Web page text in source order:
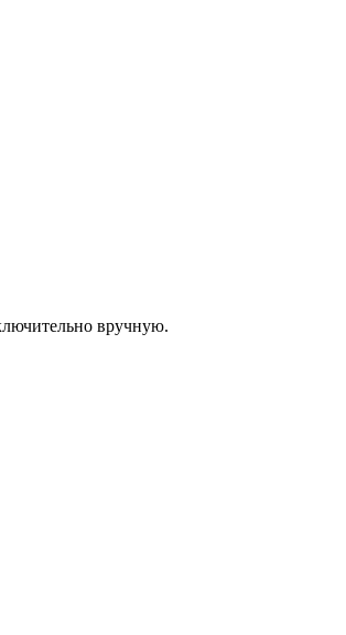
вручную.